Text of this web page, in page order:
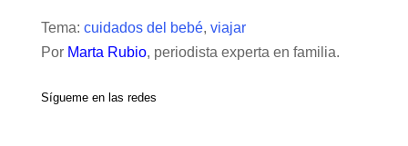
Tema: cuidados del bebé, viajar
Por Marta Rubio, periodista experta en familia.
Sígueme en las redes